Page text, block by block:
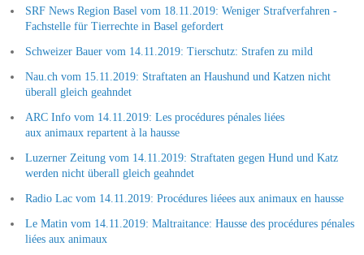
SRF News Region Basel vom 18.11.2019: Weniger Strafverfahren -
Fachstelle für Tierrechte in Basel gefordert
Schweizer Bauer vom 14.11.2019: Tierschutz: Strafen zu mild
Nau.ch vom 15.11.2019: Straftaten an Haushund und Katzen nicht
überall gleich geahndet
ARC Info vom 14.11.2019: Les procédures pénales liées
aux animaux repartent à la hausse
Luzerner Zeitung vom 14.11.2019: Straftaten gegen Hund und Katz
werden nicht überall gleich geahndet
Radio Lac vom 14.11.2019: Procédures liéees aux animaux en hausse
Le Matin vom 14.11.2019: Maltraitance: Hausse des procédures pénales
liées aux animaux